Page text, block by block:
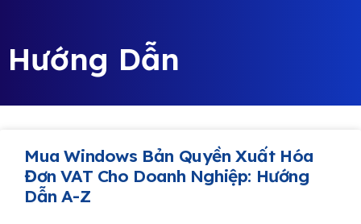
Hướng Dẫn
Mua Windows Bản Quyền Xuất Hóa
Đơn VAT Cho Doanh Nghiệp: Hướng
Dẫn A-Z